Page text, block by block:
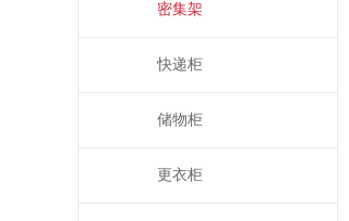
密集架
快递柜
储物柜
更衣柜